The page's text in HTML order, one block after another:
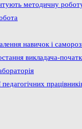
методичну
навичок і
викладача-